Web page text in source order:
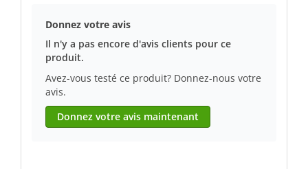
Donnez votre avis
Il n'y a pas encore d'avis clients pour ce
produit.
Avez-vous testé ce produit? Donnez-nous votre
avis.
Donnez votre avis maintenant